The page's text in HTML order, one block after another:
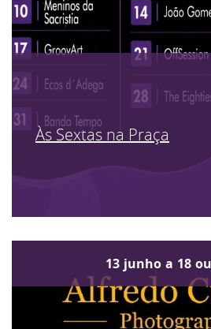
Às Sextas na Praça
13 junho a 18